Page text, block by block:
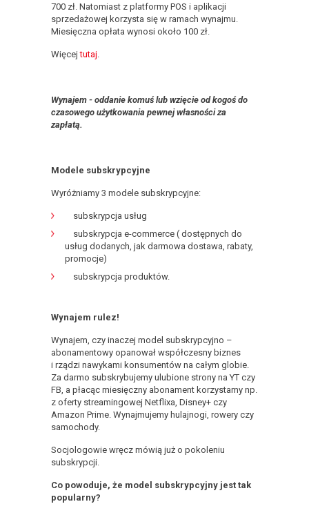
700 zł. Natomiast z platformy POS i aplikacji
sprzedażowej korzysta się w ramach wynajmu.
Miesięczna opłata wynosi około 100 zł.
Więcejtutaj
Wynajem - oddanie komuś lub wzięcie od kogoś do
czasowego użytkowania pewnej własności za
zapłatą.
Modele subskrypcyjne
Wyróżniamy 3 modele subskrypcyjne:
subskrypcja usług
subskrypcja e-commerce ( dostępnych do
usług dodanych, jak darmowa dostawa, rabaty,
promocje)
subskrypcja produktów.
Wynajem rulez!
Wynajem, czy inaczej model subskrypcyjno –
abonamentowy opanował współczesny biznes
i rządzi nawykami konsumentów na całym globie.
Za darmo subskrybujemy ulubione strony na YT czy
FB, a płacąc miesięczny abonament korzystamy np.
z oferty streamingowej Netflixa, Disney+ czy
Amazon Prime. Wynajmujemy hulajnogi, rowery czy
samochody.
Socjologowie wręcz mówią już o pokoleniu
subskrypcji.
Co powoduje, że model subskrypcyjny jest tak
popularny?